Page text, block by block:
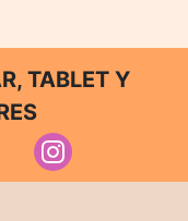
TABLET Y